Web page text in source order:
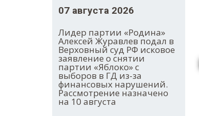
07 августа 2026
Лидер партии «Родина»
Алексей Журавлев подал в
Верховный суд РФ исковое
заявление о снятии
партии «Яблоко» с
выборов в ГД из-за
финансовых нарушений.
Рассмотрение назначено
на 10 августа